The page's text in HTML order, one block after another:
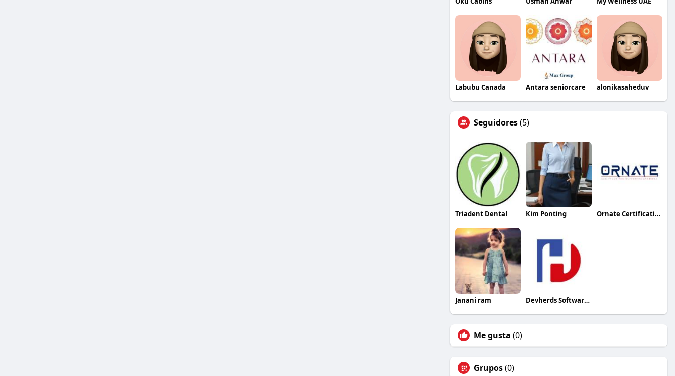
Labubu Canada Antara seniorcare alonikasaheduv
Seguidores(5)
Triadent Dental Kim Ponting Ornate Certification
Janani ram Devherds Software Solutions
Me gusta (0)
Grupos(0)